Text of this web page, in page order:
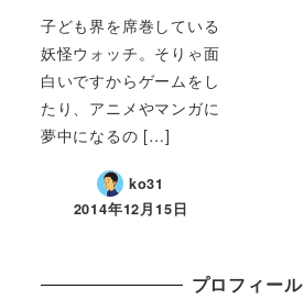
子ども界を席巻している
妖怪ウォッチ。そりゃ面
白いですからゲームをし
たり、アニメやマンガに
夢中になるの […]
ko31
2014年12月15日
プロフィール